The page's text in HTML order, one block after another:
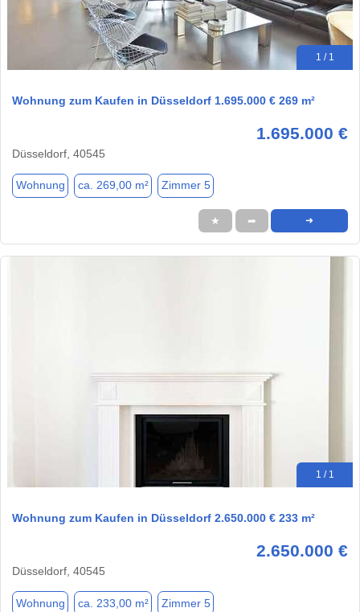
1 / 1
Wohnung zum Kaufen in Düsseldorf 1.695.000 € 269 m²
1.695.000 €
Düsseldorf, 40545
Wohnung ca. 269,00 m² Zimmer 5
★ ➦ ➜
1 / 1
Wohnung zum Kaufen in Düsseldorf 2.650.000 € 233 m²
2.650.000 €
Düsseldorf, 40545
Wohnung ca. 233,00 m² Zimmer 5